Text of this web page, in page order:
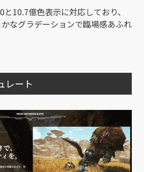
10.7億色表示に対応しており、
なグラデーションで臨場感あふれ
レート